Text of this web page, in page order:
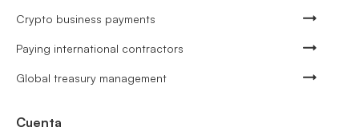
Crypto business payments
Paying international contractors
Global treasury management
Cuenta